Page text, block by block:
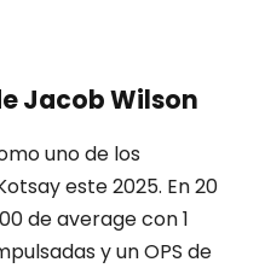
Jacob Wilson
uno de los
este 2025. En 20
de average con 1
y un OPS de